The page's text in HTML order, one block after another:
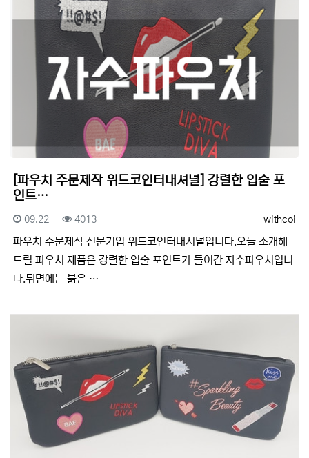
[파우치 주문제작 위드코인터내셔널] 강렬한 입술 포
인트…
등록자
withcoi
등록일
09.22 조회
4013
​​파우치 주문제작 전문기업 위드코인터내셔널입니다.​​오늘 소개해
드릴 파우치 제품은 강렬한 입술 포인트가 들어간 자수파우치입니
다.뒤면에는 붉은 …